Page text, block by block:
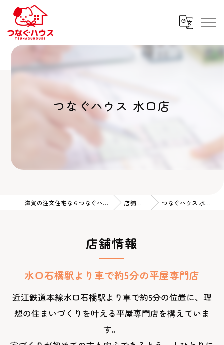
つなぐハウス 水口店
滋賀の注文住宅ならつなぐハウス 店舗情報 つなぐハウス 水口店
店舗情報
水口石橋駅より車で約5分の平屋専門店
近江鉄道本線水口石橋駅より車で約5分の位置に、理
想の住まいづくりを叶える平屋専門店を構えていま
す。